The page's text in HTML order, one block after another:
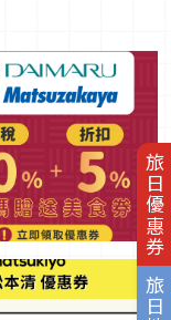
旅日優惠券